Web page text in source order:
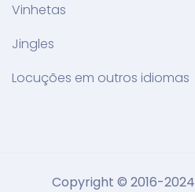
Vinhetas
Jingles
Locuções em outros idiomas
Copyright © 2016-2024